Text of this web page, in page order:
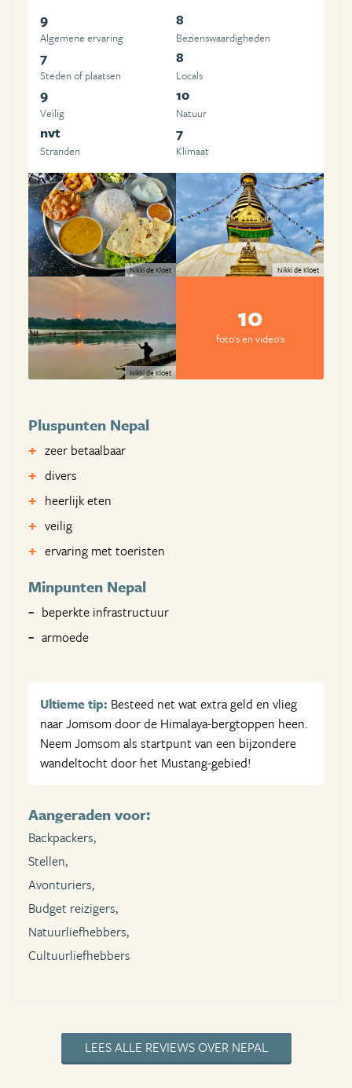
9
Algemene ervaring
8
Beziens­waardigheden
7
Steden of plaatsen
8
Locals
9
Veilig
10
Natuur
nvt
Stranden
7
Klimaat
Nikki de Kloet Nikki de Kloet
Nikki de Kloet
10
foto's en video's
Pluspunten Nepal
zeer betaalbaar
divers
heerlijk eten
veilig
ervaring met toeristen
Minpunten Nepal
beperkte infrastructuur
armoede
Ultieme tip: Besteed net wat extra geld en vlieg
naar Jomsom door de Himalaya-bergtoppen heen.
Neem Jomsom als startpunt van een bijzondere
wandeltocht door het Mustang-gebied!
Aangeraden voor:
Backpackers,
Stellen,
Avonturiers,
Budget reizigers,
Natuurliefhebbers,
Cultuurliefhebbers
LEES ALLE REVIEWS OVER NEPAL